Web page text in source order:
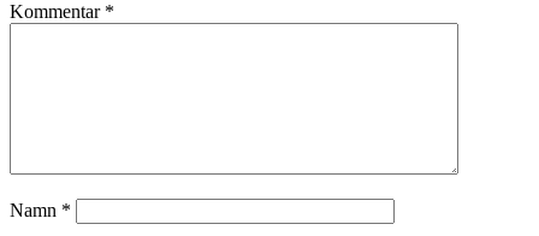
Kommentar *
Namn *